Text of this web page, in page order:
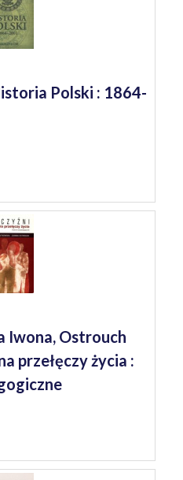
Polski : 1864-
Iwona, Ostrouch
przełęczy życia :